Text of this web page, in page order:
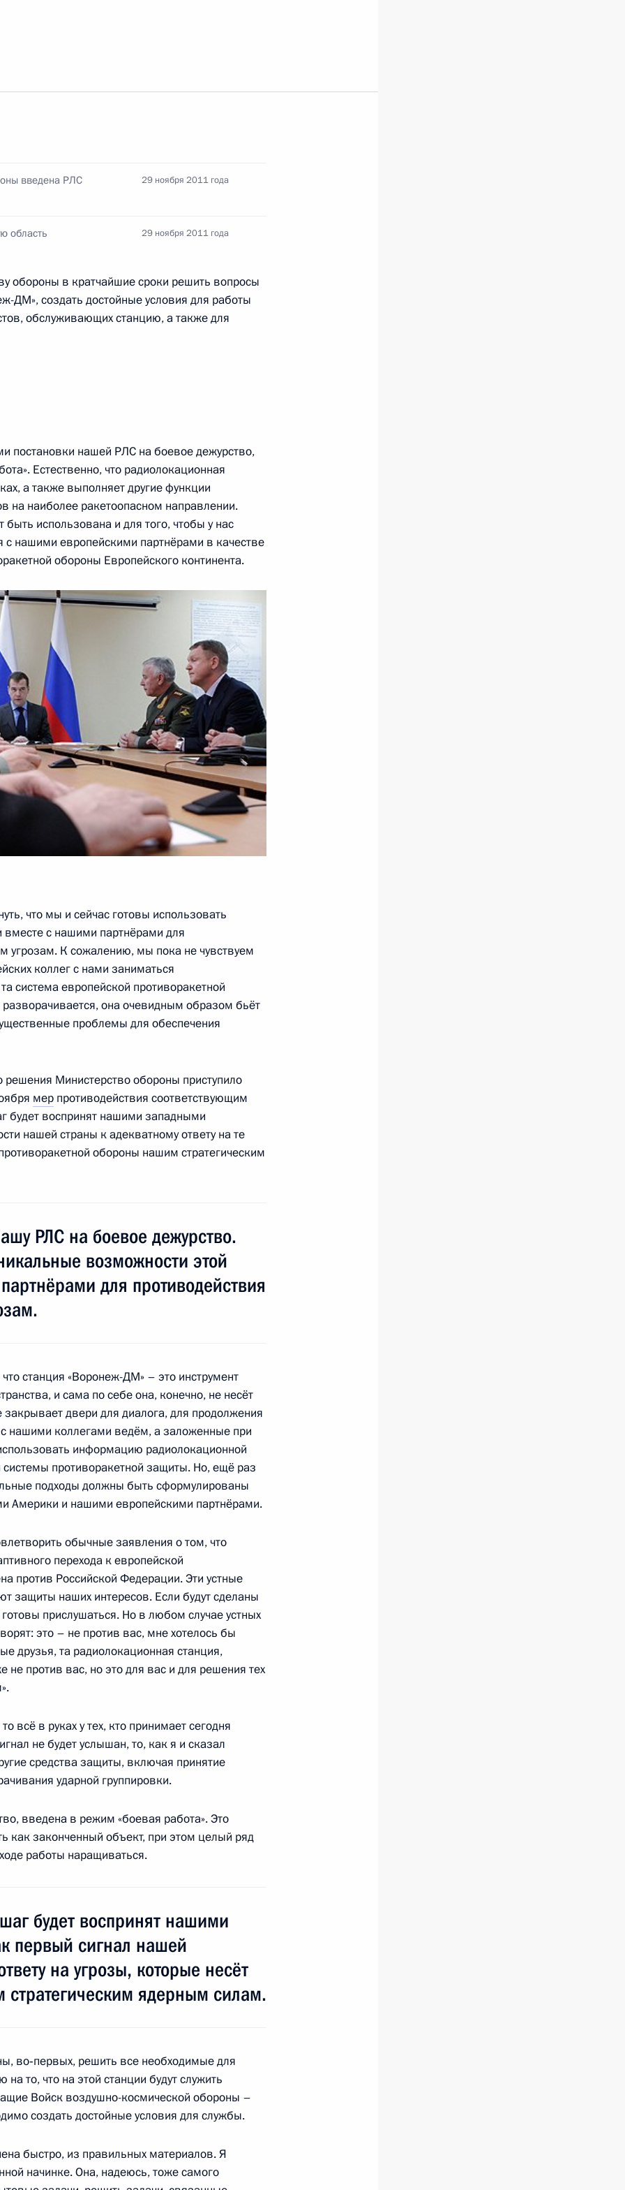
4
международным делам
комитета
7 13м
Горки
Горки
1
Сил
и активом партии
которая сложилась
Горки
Кавказского
федерального округа
введена РЛС
29 ноября 2011 года
область 29 ноября 2011 года
обороны в кратчайшие сроки решить вопросы
ДМ», создать достойные условия для работы
обслуживающих станцию, а также для
постановки нашей РЛС на боевое дежурство,
Естественно, что радиолокационная
а также выполняет другие функции
на наиболее ракетоопасном направлении.
использована и для того, чтобы у нас
нашими европейскими партнёрами в качестве
обороны Европейского континента.
что мы и сейчас готовы использовать
вместе с нашими партнёрами для
угрозам. К сожалению, мы пока не чувствуем
коллег с нами заниматься
система европейской противоракетной
она очевидным образом бьёт
проблемы для обеспечения
решения Министерство обороны приступило
мер противодействия соответствующим
будет воспринят нашими западными
нашей страны к адекватному ответу на те
обороны нашим стратегическим
РЛС на боевое дежурство.
возможности этой
для противодействия
станция «Воронеж-ДМ» – это инструмент
и сама по себе она, конечно, не несёт
двери для диалога, для продолжения
нашими коллегами ведём, а заложенные при
информацию радиолокационной
противоракетной защиты. Но, ещё раз
подходы должны быть сформулированы
Америки и нашими европейскими партнёрами.
обычные заявления о том, что
перехода к европейской
против Российской Федерации. Эти устные
защиты наших интересов. Если будут сделаны
прислушаться. Но в любом случае устных
это – не против вас, мне хотелось бы
друзья, та радиолокационная станция,
не против вас, но это для вас и для решения тех
всё в руках у тех, кто принимает сегодня
не будет услышан, то, как я и сказал
средства защиты, включая принятие
ударной группировки.
введена в режим «боевая работа». Это
как законченный объект, при этом целый ряд
работы наращиваться.
будет воспринят нашими
первый сигнал нашей
на угрозы, которые несёт
ядерным силам.
во‑первых, решить все необходимые для
то, что на этой станции будут служить
Войск воздушно-космической обороны –
создать достойные условия для службы.
быстро, из правильных материалов. Я
начинке. Она, надеюсь, тоже самого